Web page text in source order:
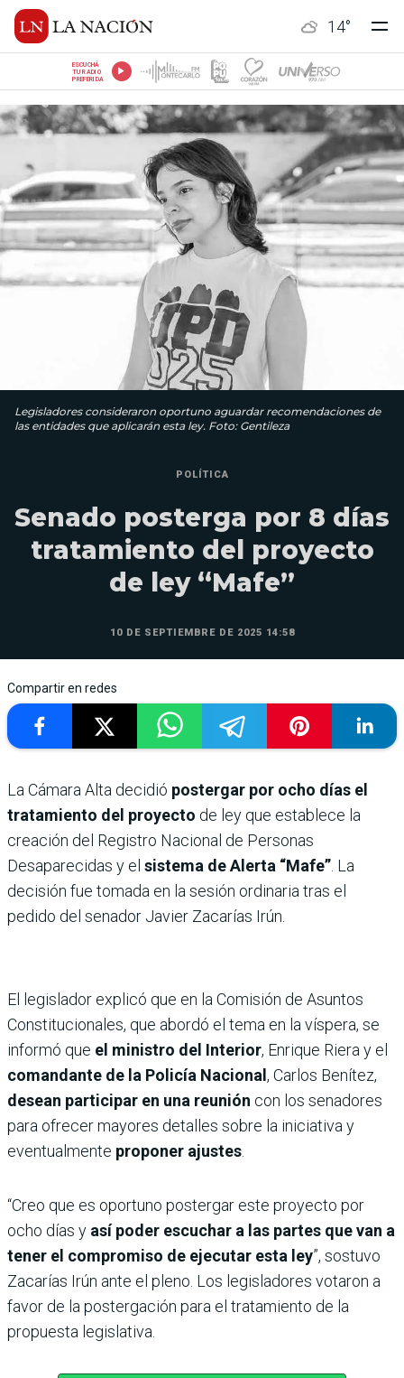
14°
ESCUCHÁ
TU RADIO
PREFERIDA
Legisladores consideraron oportuno aguardar recomendaciones de
las entidades que aplicarán esta ley. Foto: Gentileza
POLÍTICA
Senado posterga por 8 días
tratamiento del proyecto
de ley “Mafe”
10 DE SEPTIEMBRE DE 2025 14:58
Compartir en redes
La Cámara Alta decidió postergar por ocho días el
tratamiento del proyecto de ley que establece la
creación del Registro Nacional de Personas
Desaparecidas y el sistema de Alerta “Mafe” . La
decisión fue tomada en la sesión ordinaria tras el
pedido del senador Javier Zacarías Irún.
El legislador explicó que en la Comisión de Asuntos
Constitucionales, que abordó el tema en la víspera, se
informó que el ministro del Interior, Enrique Riera y el
comandante de la Policía Nacional , Carlos Benítez,
desean participar en una reunión con los senadores
para ofrecer mayores detalles sobre la iniciativa y
eventualmente proponer ajustes
“Creo que es oportuno postergar este proyecto por
ocho días y así poder escuchar a las partes que van a
tener el compromiso de ejecutar esta ley”, sostuvo
Zacarías Irún ante el pleno. Los legisladores votaron a
favor de la postergación para el tratamiento de la
propuesta legislativa.